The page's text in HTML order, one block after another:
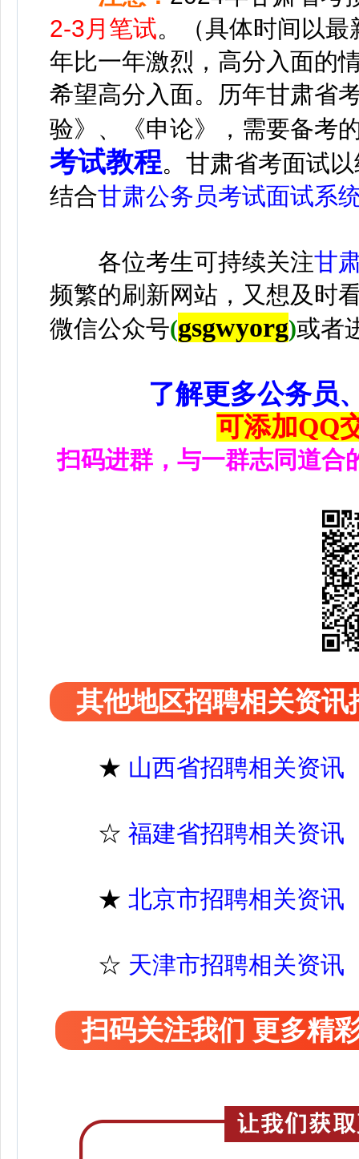
2-3月笔试。（具体时间以
年比一年激烈，高分入面的
希望高分入面。 历年甘肃省
验》、《申论》，需要备考
考试教程。甘肃省考面试
结合甘肃公务员考试面试系
各位考生可持续关注甘
频繁的刷新网站，又想及时
微信公众号(gsgwyorg)或者
了解更多公务员
可添加QQ
扫码进群，与一群志同道合
其他地区招聘相关资讯
★ 山西省招聘相关资讯
☆ 福建省招聘相关资讯
★ 北京市招聘相关资讯
☆ 天津市招聘相关资讯
扫码关注我们 更多精